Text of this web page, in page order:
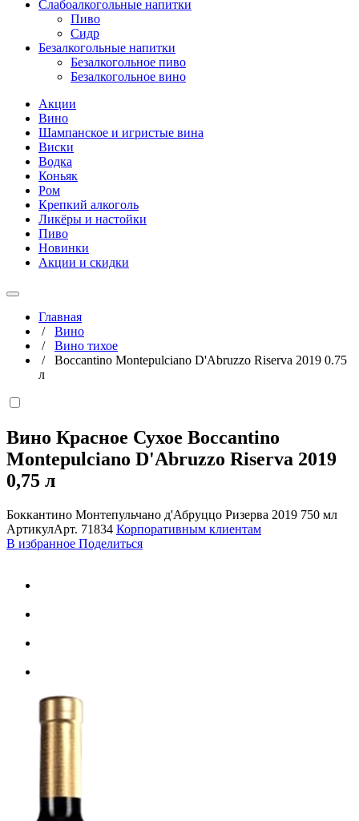
Слабоалкогольные напитки
Пиво
Сидр
Безалкогольные напитки
Безалкогольное пиво
Безалкогольное вино
Акции
Вино
Шампанское и игристые вина
Виски
Водка
Коньяк
Ром
Крепкий алкоголь
Ликёры и настойки
Пиво
Новинки
Акции и скидки
Главная
/ Вино
/ Вино тихое
/ Boccantino Montepulciano D'Abruzzo Riserva 2019 0.75
л
Вино Красное Сухое Boccantino
Montepulciano D'Abruzzo Riserva 2019
0,75 л
Боккантино Монтепульчано д'Абруццо Ризерва 2019 750 мл
АртикулАрт. 71834 Корпоративным клиентам
В избранное Поделиться